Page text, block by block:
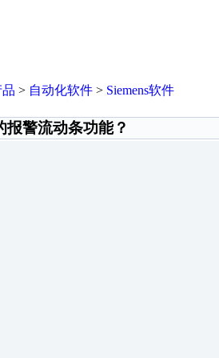
品 > 自动化软件 > Siemens软件
警流动条功能？